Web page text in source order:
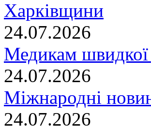
Харківщини
24.07.2026
Медикам
24.07.2026
Міжнародні
24.07.2026